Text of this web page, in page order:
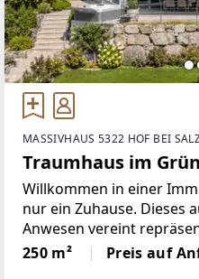
MASSIVHAUS 5322 HOF BEI
Traumhaus im
Willkommen in einer
nur ein Zuhause. Dieses
Anwesen vereint
luxuriösen Wohnkomfort
Lebensgefühl in
250 m² Preis auf